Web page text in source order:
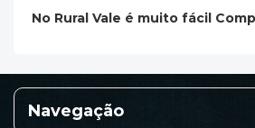
No Rural Vale é muito fácil
Navegação